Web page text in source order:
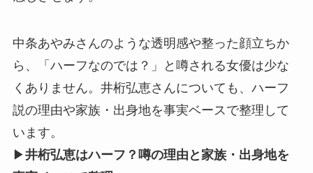
中条あやみさんのような透明感や整った顔立ちか
ら、「ハーフなのでは？」と噂される女優は少な
くありません。井桁弘恵さんについても、ハーフ
説の理由や家族・出身地を事実ベースで整理して
います。
▶井桁弘恵はハーフ？噂の理由と家族・出身地を